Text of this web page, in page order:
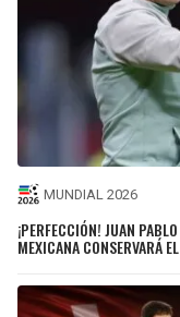
MUNDIAL 2026
¡PERFECCIÓN! JUAN
MEXICANA CONSERVARÁ